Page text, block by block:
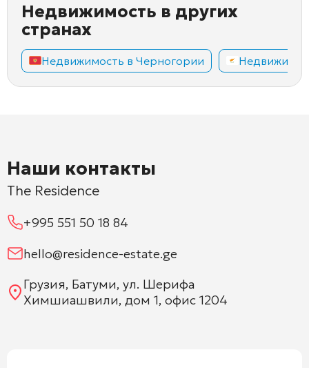
Недвижимость в других
странах
Недвижимость в Черногории
Наши контакты
The Residence
+995 551 50 18 84
hello@residence-estate.ge
Грузия, Батуми, ул. Шерифа
Химшиашвили, дом 1, офис 1204